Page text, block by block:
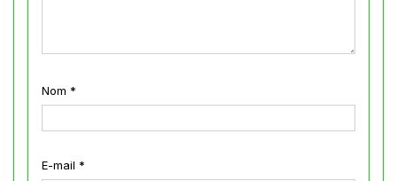
Nom *
E-mail *